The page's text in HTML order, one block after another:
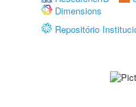
Dimensions
Repositório